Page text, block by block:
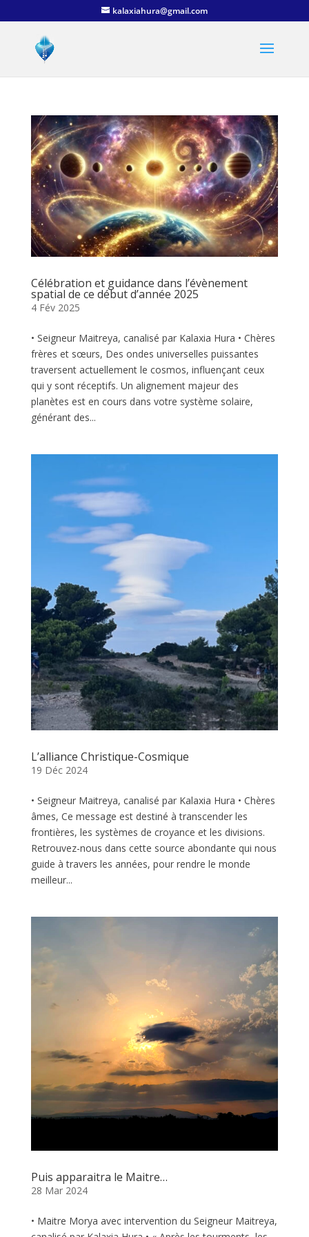
kalaxiahura@gmail.com
Célébration et guidance dans l’évènement
spatial de ce début d’année 2025
4 Fév 2025
• Seigneur Maitreya, canalisé par Kalaxia Hura • Chères
frères et sœurs, Des ondes universelles puissantes
traversent actuellement le cosmos, influençant ceux
qui y sont réceptifs. Un alignement majeur des
planètes est en cours dans votre système solaire,
générant des...
L’alliance Christique-Cosmique
19 Déc 2024
• Seigneur Maitreya, canalisé par Kalaxia Hura • Chères
âmes, Ce message est destiné à transcender les
frontières, les systèmes de croyance et les divisions.
Retrouvez-nous dans cette source abondante qui nous
guide à travers les années, pour rendre le monde
meilleur...
Puis apparaitra le Maitre…
28 Mar 2024
• Maitre Morya avec intervention du Seigneur Maitreya,